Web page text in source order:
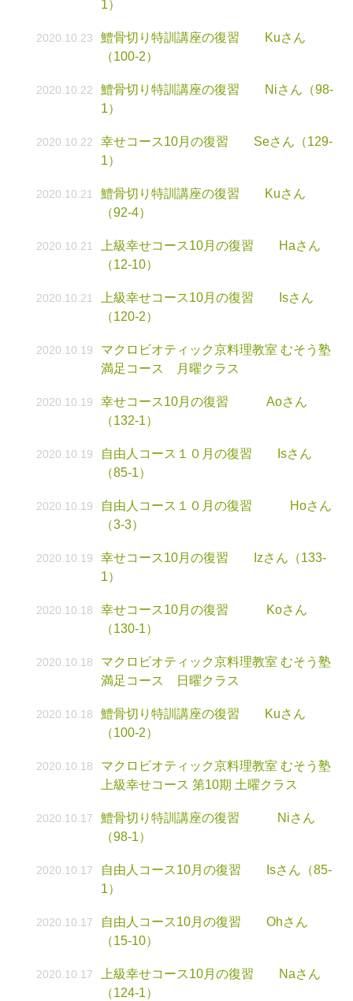
1）
2020.10.23
鱧骨切り特訓講座の復習 Kuさん
（100-2）
2020.10.22
鱧骨切り特訓講座の復習 Niさん（98-
1）
2020.10.22
幸せコース10月の復習 Seさん（129-
1）
2020.10.21
鱧骨切り特訓講座の復習 Kuさん
（92-4）
2020.10.21
上級幸せコース10月の復習 Haさん
（12-10）
2020.10.21
上級幸せコース10月の復習 Isさん
（120-2）
2020.10.19
マクロビオティック京料理教室 むそう塾
満足コース 月曜クラス
2020.10.19
幸せコース10月の復習 Aoさん
（132-1）
2020.10.19
自由人コース１０月の復習 Isさん
（85-1）
2020.10.19
自由人コース１０月の復習 Hoさん
（3-3）
2020.10.19
幸せコース10月の復習 Izさん（133-
1）
2020.10.18
幸せコース10月の復習 Koさん
（130-1）
2020.10.18
マクロビオティック京料理教室 むそう塾
満足コース 日曜クラス
2020.10.18
鱧骨切り特訓講座の復習 Kuさん
（100-2）
2020.10.18
マクロビオティック京料理教室 むそう塾
上級幸せコース 第10期 土曜クラス
2020.10.17
鱧骨切り特訓講座の復習 Niさん
（98-1）
2020.10.17
自由人コース10月の復習 Isさん（85-
1）
2020.10.17
自由人コース10月の復習 Ohさん
（15-10）
2020.10.17
上級幸せコース10月の復習 Naさん
（124-1）